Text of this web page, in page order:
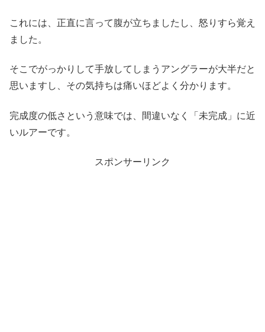
これには、正直に言って腹が立ちましたし、怒りすら覚え
ました。
そこでがっかりして手放してしまうアングラーが大半だと
思いますし、その気持ちは痛いほどよく分かります。
完成度の低さという意味では、間違いなく「未完成」に近
いルアーです。
スポンサーリンク